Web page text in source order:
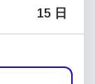
15 日